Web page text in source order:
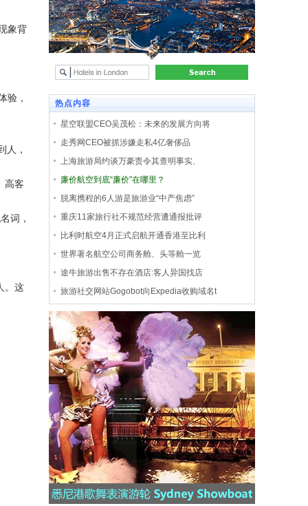
象背
验，
人，
高客
词，
。这
热点内容
星空联盟CEO吴茂松：未来的发展方向将
走秀网CEO被抓涉嫌走私4亿奢侈品
上海旅游局约谈万豪责令其查明事实、
廉价航空到底“廉价”在哪里？
脱离携程的6人游是旅游业“中产焦虑”
重庆11家旅行社不规范经营遭通报批评
比利时航空4月正式启航开通香港至比利
世界著名航空公司商务舱、头等舱一览
途牛旅游出售不存在酒店:客人异国找店
旅游社交网站Gogobot向Expedia收购域名t